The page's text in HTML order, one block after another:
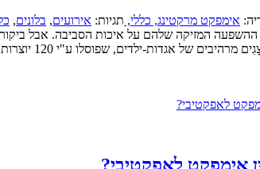
אימפקט מרקטינג, כללי, תגיות: אירועים, בלונים,
ההשפעה המזיקה שלהם על איכות הסביבה. אבל